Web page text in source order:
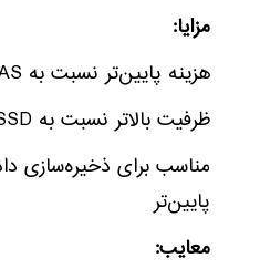
مزایا:
هزینه پایین‌تر نسبت به SAS و SSD
ظرفیت بالاتر نسبت به SSD
مناسب برای ذخیره‌سازی
پایین‌تر
معایب: